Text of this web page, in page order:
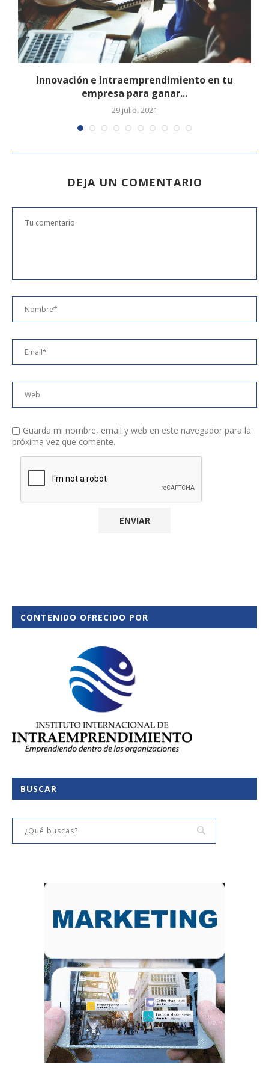
Innovación e intraemprendimiento en tu
empresa para ganar...
29 julio, 2021
DEJA UN COMENTARIO
Guarda mi nombre, email y web en este navegador para la
próxima vez que comente.
CONTENIDO OFRECIDO POR
BUSCAR